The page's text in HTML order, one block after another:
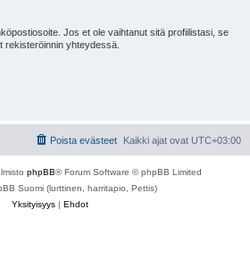
Jos et ole vaihtanut sitä profiilistasi, se
rekisteröinnin yhteydessä.
Kaikki ajat ovat UTC+03:00
Poista evästeet
phpBB® Forum Software © phpBB Limited
Suomi (lurttinen, harritapio, Pettis)
Yksityisyys | Ehdot